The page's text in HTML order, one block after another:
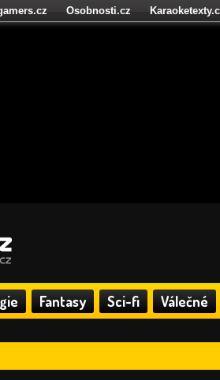
Fantasy Sci-fi Válečné
Osobnosti.cz